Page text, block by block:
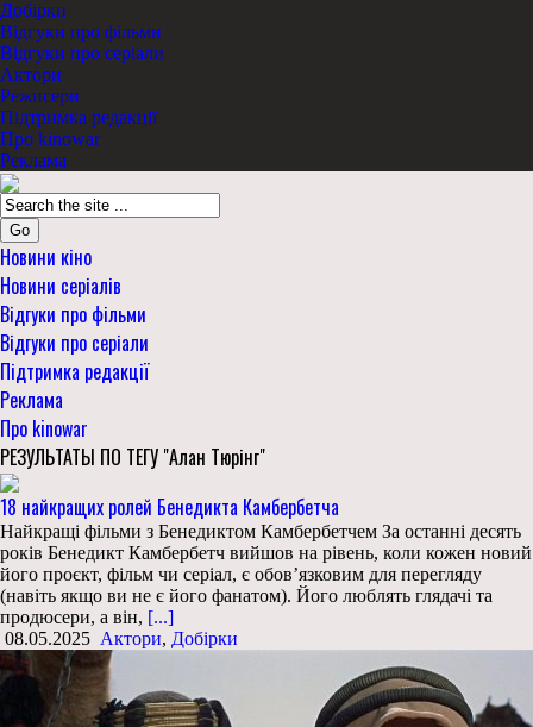
Добірки
Відгуки про фільми
Відгуки про серіали
Актори
Режисери
Підтримка редакції
Про kinowar
Реклама
Go
Новини кіно
Новини серіалів
Відгуки про фільми
Відгуки про серіали
Підтримка редакції
Реклама
Про kinowar
РЕЗУЛЬТАТЫ ПО ТЕГУ "Алан Тюрінг"
18 найкращих ролей Бенедикта Камбербетча
Найкращі фільми з Бенедиктом Камбербетчем За останні десять
років Бенедикт Камбербетч вийшов на рівень, коли кожен новий
його проєкт, фільм чи серіал, є обов’язковим для перегляду
(навіть якщо ви не є його фанатом). Його люблять глядачі та
продюсери, а він, [...]
08.05.2025 Актори, Добірки